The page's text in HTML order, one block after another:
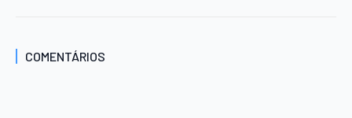
COMENTÁRIOS